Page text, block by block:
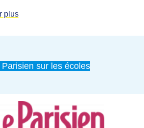
plus
sur les écoles